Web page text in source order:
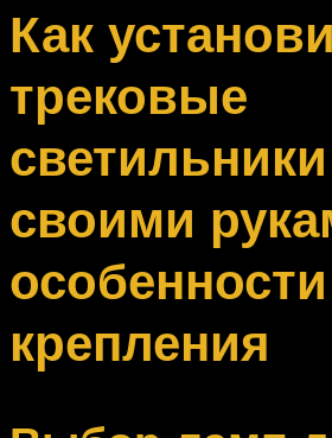
Меню
Как
трековые
светильники
своими
особенности
крепления